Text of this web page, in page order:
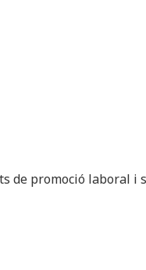
de promoció laboral i